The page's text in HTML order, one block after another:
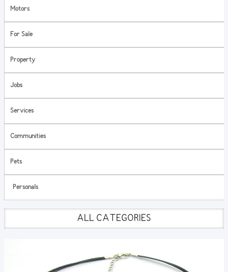
Motors
For Sale
Property
Jobs
Services
Communities
Pets
Personals
ALL CATEGORIES